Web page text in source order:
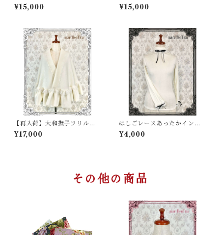
¥15,000 ¥15,000
【再入荷】大和撫子フリルシ
ョール
¥17,000
はしごレースあったかインナ
ー（ハイネック）
¥4,000
その他の商品